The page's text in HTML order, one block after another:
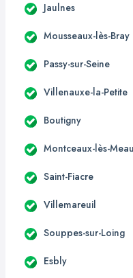
Jaulnes
Mousseaux-lès-Bray
Passy-sur-Seine
Villenauxe-la-Petite
Boutigny
Montceaux-lès-
Saint-Fiacre
Villemareuil
Souppes-sur-Loing
Esbly